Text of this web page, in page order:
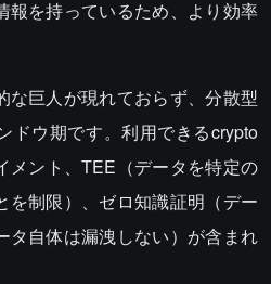
報を持っているため、より効率
な巨人が現れておらず、分散型
ドウ期です。利用できるcrypto
メント、TEE（データを特定の
を制限）、ゼロ知識証明（デー
タ自体は漏洩しない）が含まれ